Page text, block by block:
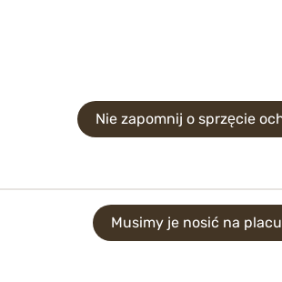
Nie zapomnij o sprzęcie
Musimy je nosić na